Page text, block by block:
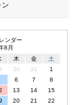
ン
ンダー
8月
木 金
土
30 31
1
6 7
8
13 14
15
20 21
22